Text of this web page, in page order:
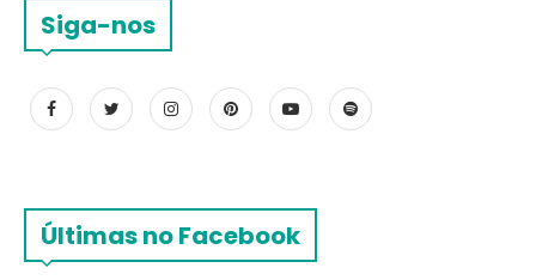
Siga-nos
Últimas no Facebook